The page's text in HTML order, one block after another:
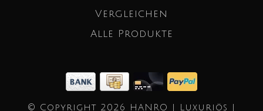
Vergleichen
Alle Produkte
© Copyright 2026 HANRO | Luxuriös |